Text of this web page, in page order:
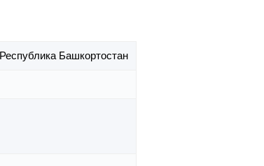
Республика Башкортостан